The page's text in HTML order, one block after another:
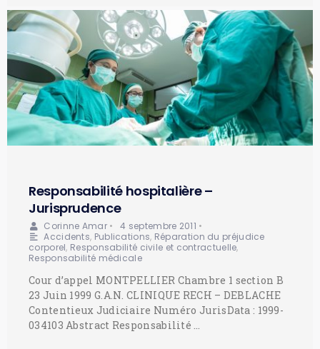
Responsabilité hospitalière –
Jurisprudence
Corinne Amar • 4 septembre 2011 •
Accidents, Publications, Réparation du préjudice
corporel, Responsabilité civile et contractuelle,
Responsabilité médicale
Cour d’appel MONTPELLIER Chambre 1 section B
23 Juin 1999 G.A.N. CLINIQUE RECH – DEBLACHE
Contentieux Judiciaire Numéro JurisData : 1999-
034103 Abstract Responsabilité …